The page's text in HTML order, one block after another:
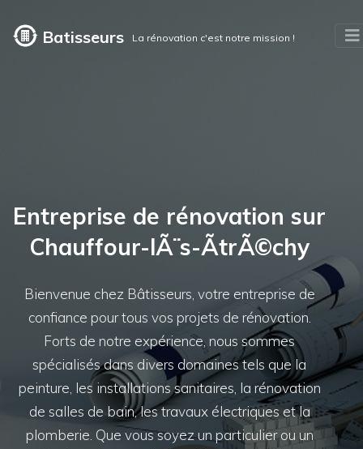
Batisseurs La rénovation c'est notre mission !
Entreprise de rénovation sur
Chauffour-lÃ¨s-ÃtrÃ©chy
Bienvenue chez Bâtisseurs, votre entreprise de
confiance pour tous vos projets de rénovation.
Forts de notre expérience, nous sommes
spécialisés dans divers domaines tels que la
peinture, les installations sanitaires, la rénovation
de salles de bain, les travaux électriques et la
plomberie. Que vous soyez un particulier ou un